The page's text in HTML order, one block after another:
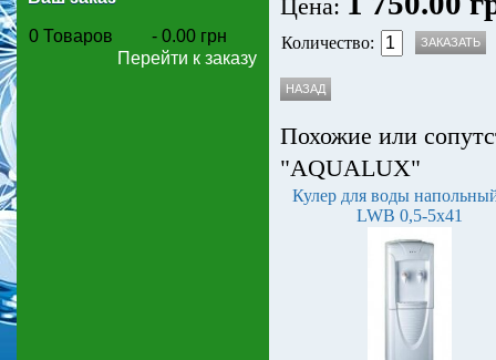
0 Товаров - 0.00 грн
Перейти к заказу
Цена:
Количество:
Похожие или
"AQUALUX"
Кулер для воды
LWB 0,5-5x41